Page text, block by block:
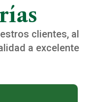
clientes, al
a excelente